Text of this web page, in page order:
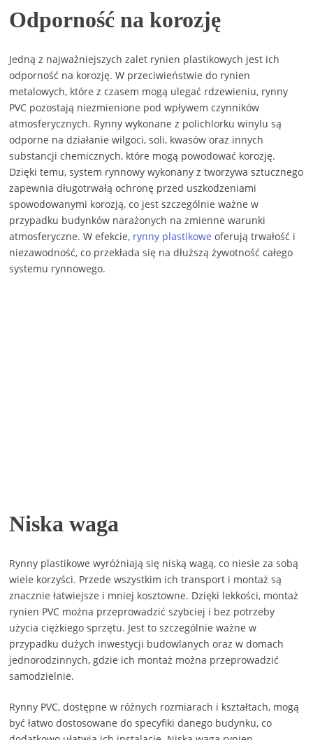
Odporność na korozję
Jedną z najważniejszych zalet rynien plastikowych jest ich
odporność na korozję. W przeciwieństwie do rynien
metalowych, które z czasem mogą ulegać rdzewieniu, rynny
PVC pozostają niezmienione pod wpływem czynników
atmosferycznych. Rynny wykonane z polichlorku winylu są
odporne na działanie wilgoci, soli, kwasów oraz innych
substancji chemicznych, które mogą powodować korozję.
Dzięki temu, system rynnowy wykonany z tworzywa sztucznego
zapewnia długotrwałą ochronę przed uszkodzeniami
spowodowanymi korozją, co jest szczególnie ważne w
przypadku budynków narażonych na zmienne warunki
atmosferyczne. W efekcie, rynny plastikowe oferują trwałość i
niezawodność, co przekłada się na dłuższą żywotność całego
systemu rynnowego.
Niska waga
Rynny plastikowe wyróżniają się niską wagą, co niesie za sobą
wiele korzyści. Przede wszystkim ich transport i montaż są
znacznie łatwiejsze i mniej kosztowne. Dzięki lekkości, montaż
rynien PVC można przeprowadzić szybciej i bez potrzeby
użycia ciężkiego sprzętu. Jest to szczególnie ważne w
przypadku dużych inwestycji budowlanych oraz w domach
jednorodzinnych, gdzie ich montaż można przeprowadzić
samodzielnie.
Rynny PVC, dostępne w różnych rozmiarach i kształtach, mogą
być łatwo dostosowane do specyfiki danego budynku, co